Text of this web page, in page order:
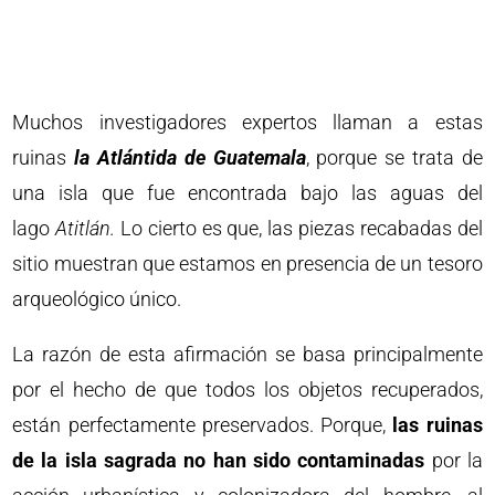
Muchos investigadores expertos llaman a estas
ruinasla Atlántida de Guatemala, porque se trata de
una isla que fue encontrada bajo las aguas del
lagoAtitlán. Lo cierto es que, las piezas recabadas del
sitio muestran que estamos en presencia de un tesoro
arqueológico único.
La razón de esta afirmación se basa principalmente
por el hecho de que todos los objetos recuperados,
están perfectamente preservados. Porque, las ruinas
de la isla sagrada no han sido contaminadas por la